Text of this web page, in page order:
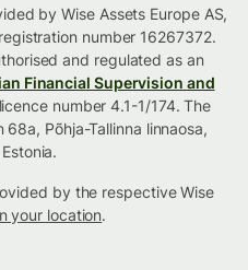
by Wise Assets Europe AS,
number 16267372.
and regulated as an
Financial Supervision and
number 4.1-1/174. The
Põhja-Tallinna linnaosa,
by the respective Wise
your location.